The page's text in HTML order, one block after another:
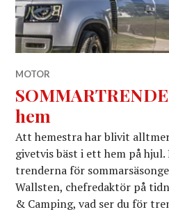
MOTOR
hem
Att hemestra har blivit
givetvis bäst i ett hem på
trenderna för
Wallsten, chefredaktör på
& Camping, vad ser du för